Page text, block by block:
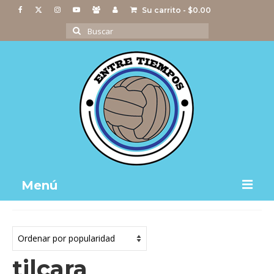
Su carrito - $0.00
Buscar
por:
Menú
Actividades
Imágenes